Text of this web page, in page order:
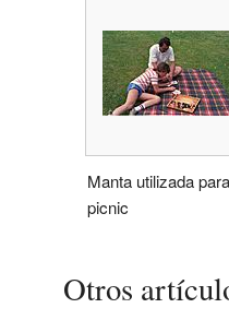
Manta utilizada para
picnic
Otros